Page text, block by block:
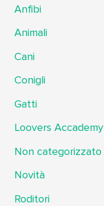
Anfibi
Animali
Cani
Conigli
Gatti
Loovers Accademy
Non categorizzato
Novità
Roditori